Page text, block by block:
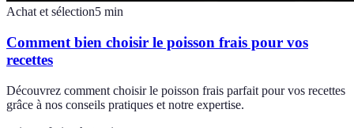
Achat et sélection5 min
Comment bien choisir le poisson frais pour vos
recettes
Découvrez comment choisir le poisson frais parfait pour vos recettes
grâce à nos conseils pratiques et notre expertise.